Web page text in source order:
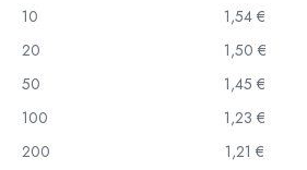
10
1,54 €
20
1,50 €
50
1,45 €
100
1,23 €
200
1,21 €